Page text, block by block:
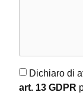
Dichiaro di
art. 13 GDPR